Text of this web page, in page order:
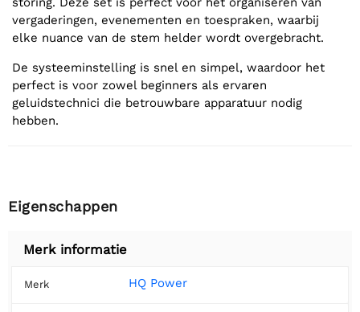
vergaderingen, evenementen en toespraken, waarbij
elke nuance van de stem helder wordt overgebracht.
De systeeminstelling is snel en simpel, waardoor het
perfect is voor zowel beginners als ervaren
geluidstechnici die betrouwbare apparatuur nodig
hebben.
Eigenschappen
Merk informatie
Merk HQ Power